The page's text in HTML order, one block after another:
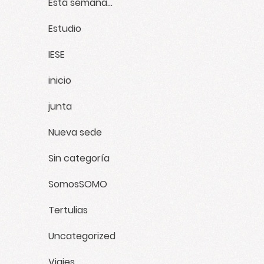
Estudio
IESE
inicio
junta
Nueva sede
Sin categoría
SomosSOMO
Tertulias
Uncategorized